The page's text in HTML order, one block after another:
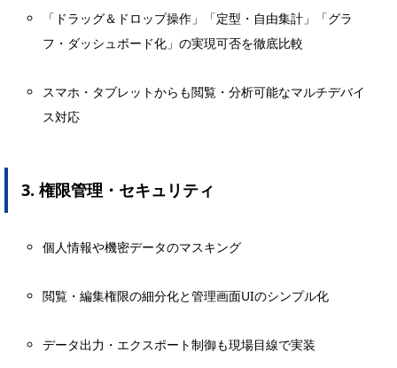
「ドラッグ＆ドロップ操作」「定型・自由集計」「グラ
フ・ダッシュボード化」の実現可否を徹底比較
スマホ・タブレットからも閲覧・分析可能なマルチデバイ
ス対応
3. 権限管理・セキュリティ
個人情報や機密データのマスキング
閲覧・編集権限の細分化と管理画面UIのシンプル化
データ出力・エクスポート制御も現場目線で実装